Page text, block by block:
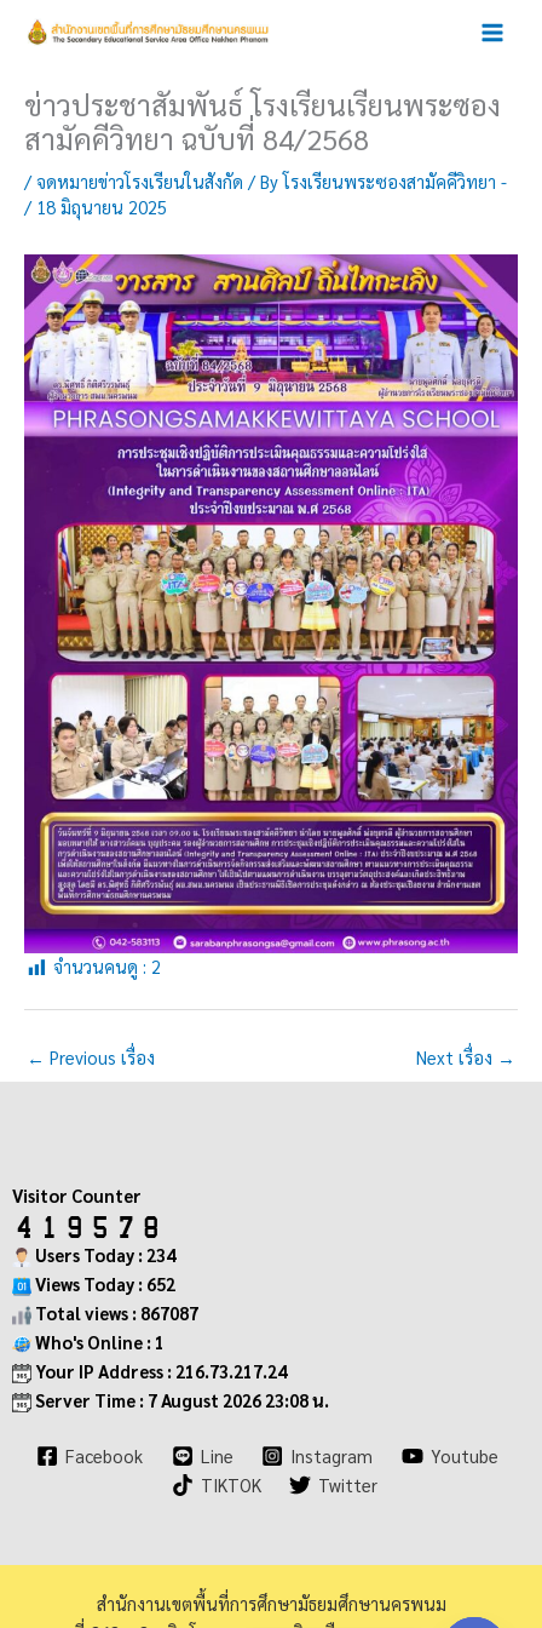
ข่าวประชาสัมพันธ์ โรงเรียนเรียนพระซอง
สามัคคีวิทยา ฉบับที่ 84/2568
/จดหมายข่าวโรงเรียนในสังกัด / Byโรงเรียนพระซองสามัคคีวิทยา -
/ 18 มิถุนายน 2025
จำนวนคนดู : 2
← Previous เรื่อง Next เรื่อง →
Visitor Counter
Users Today : 234
Views Today : 652
Total views : 867087
Who's Online : 1
Your IP Address : 216.73.217.24
Server Time : 7 August 2026 23:08 น.
Facebook Line Instagram
Youtube
TIKTOK
Twitter
สำนักงานเขตพื้นที่การศึกษามัธยมศึกษานครพนม